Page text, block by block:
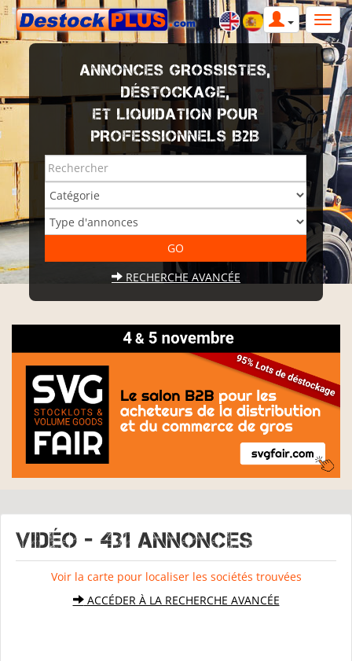
ANNONCES GROSSISTES,
DÉSTOCKAGE,
ET LIQUIDATION POUR
PROFESSIONNELS B2B
RECHERCHE AVANCÉE
VIDÉO - 431 Annonces
Voir la carte pour localiser les sociétés trouvées
ACCÉDER À LA RECHERCHE AVANCÉE